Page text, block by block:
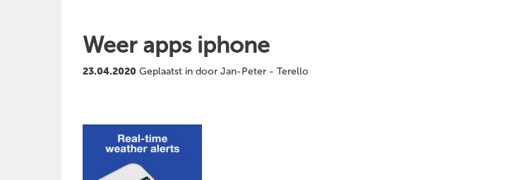
Weer apps iphone
23.04.2020 Geplaatst in door Jan-Peter - Terello